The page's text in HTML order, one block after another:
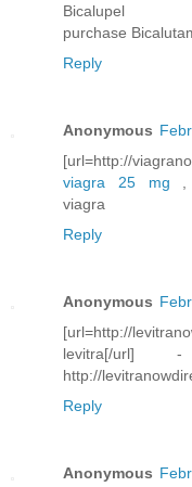
Bicalupel
purchase
Reply
Anonymous
[url=http://
viagra 25 mg ,
viagra
Reply
Anonymous
[url=http://
levitra[/
http://
Reply
Anonymous